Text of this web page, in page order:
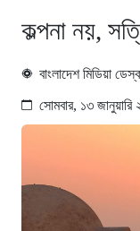
কল্পনা নয়,
বাংলাদেশ মিডিয়া
সোমবার, ১৩